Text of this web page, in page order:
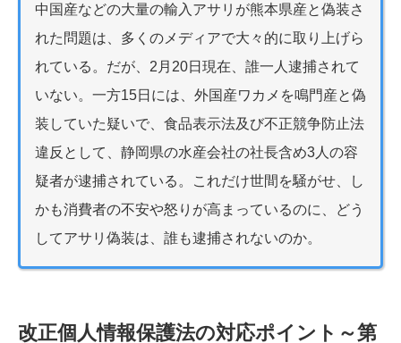
中国産などの大量の輸入アサリが熊本県産と偽装さ
れた問題は、多くのメディアで大々的に取り上げら
れている。だが、2月20日現在、誰一人逮捕されて
いない。一方15日には、外国産ワカメを鳴門産と偽
装していた疑いで、食品表示法及び不正競争防止法
違反として、静岡県の水産会社の社長含め3人の容
疑者が逮捕されている。これだけ世間を騒がせ、し
かも消費者の不安や怒りが高まっているのに、どう
してアサリ偽装は、誰も逮捕されないのか。
改正個人情報保護法の対応ポイント～第